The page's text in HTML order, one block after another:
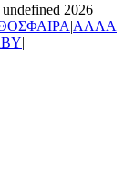
2026
|ΑΛΛΑ
|